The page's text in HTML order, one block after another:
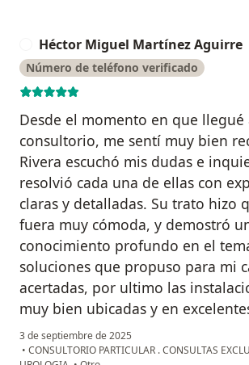
Héctor Miguel Martínez Aguirre
Número de teléfono verificado
Desde el momento en que llegué
consultorio, me sentí muy bien
Rivera escuchó mis dudas e
resolvió cada una de ellas con
claras y detalladas. Su trato hizo
fuera muy cómoda, y demostró
conocimiento profundo en el
soluciones que propuso para mi
acertadas, por ultimo las
muy bien ubicadas y en
3 de septiembre de 2025
• CONSULTORIO PARTICULAR . CONSULTAS